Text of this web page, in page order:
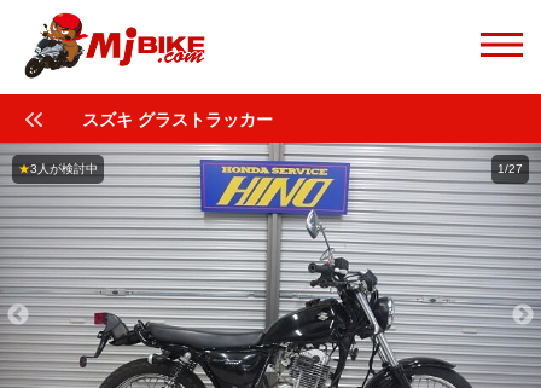
スズキ グラストラッカー
1/27
★3人が検討中